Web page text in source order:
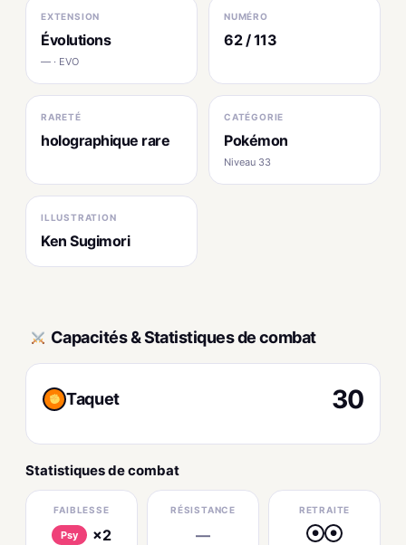
EXTENSION
Évolutions
— · EVO
NUMÉRO
62 / 113
RARETÉ
holographique rare
CATÉGORIE
Pokémon
Niveau 33
ILLUSTRATION
Ken Sugimori
Capacités & Statistiques de combat
Taquet 30
Statistiques de combat
FAIBLESSE
Psy ×2
RÉSISTANCE
—
RETRAITE
● ●